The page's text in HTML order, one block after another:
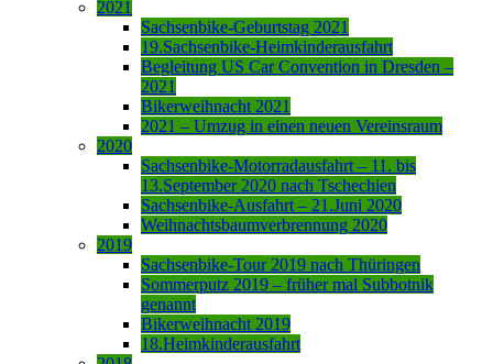
2021
Sachsenbike-Geburtstag 2021
19.Sachsenbike-Heimkinderausfahrt
Begleitung US Car Convention in Dresden –
2021
Bikerweihnacht 2021
2021 – Umzug in einen neuen Vereinsraum
2020
Sachsenbike-Motorradausfahrt – 11. bis
13.September 2020 nach Tschechien
Sachsenbike-Ausfahrt – 21.Juni 2020
Weihnachtsbaumverbrennung 2020
2019
Sachsenbike-Tour 2019 nach Thüringen
Sommerputz 2019 – früher mal Subbotnik
genannt
Bikerweihnacht 2019
18.Heimkinderausfahrt